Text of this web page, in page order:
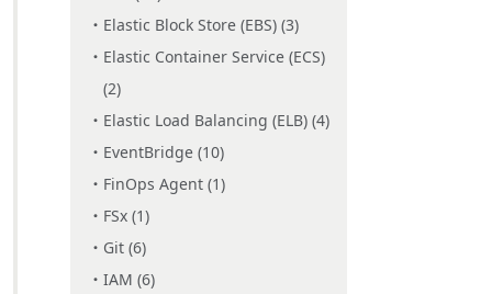
Elastic Block Store (EBS) (3)
Elastic Container Service (ECS)
(2)
Elastic Load Balancing (ELB) (4)
EventBridge (10)
FinOps Agent (1)
FSx (1)
Git (6)
IAM (6)